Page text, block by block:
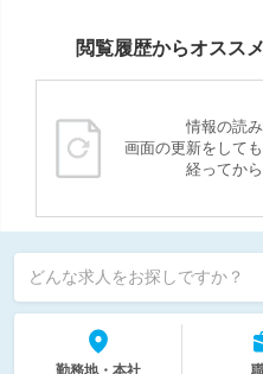
閲覧履歴からオスス
情報の読
画面の更新をして
経ってか
どんな求人をお探しですか？
勤務地・本社